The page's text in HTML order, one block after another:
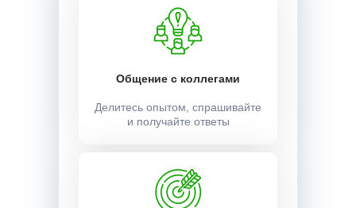
Общение с коллегами
Делитесь опытом, спрашивайте
и получайте ответы